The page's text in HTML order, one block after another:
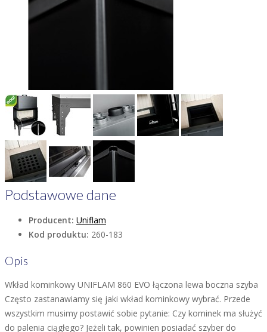
Podstawowe dane
Producent: Uniflam
Kod produktu: 260-183
Opis
Wkład kominkowy UNIFLAM 860 EVO łączona lewa boczna szyba
Często zastanawiamy się jaki wkład kominkowy wybrać. Przede
wszystkim musimy postawić sobie pytanie: Czy kominek ma służyć
do palenia ciągłego? Jeżeli tak, powinien posiadać szyber do